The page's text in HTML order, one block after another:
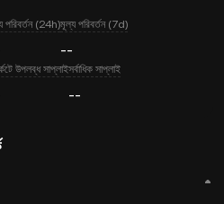
পরিবর্তন (24h)মূল্য পরিবর্তন (7d)
--
উপলব্ধ সাপ্লাইসর্বাধিক সাপ্লাই
--